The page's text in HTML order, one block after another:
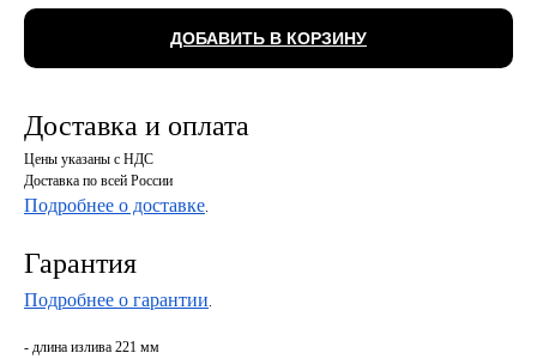
ДОБАВИТЬ В КОРЗИНУ
Доставка и оплата
Цены указаны с НДС
Доставка по всей России
Подробнее о доставке.
Гарантия
Подробнее о гарантии.
- длина излива 221 мм